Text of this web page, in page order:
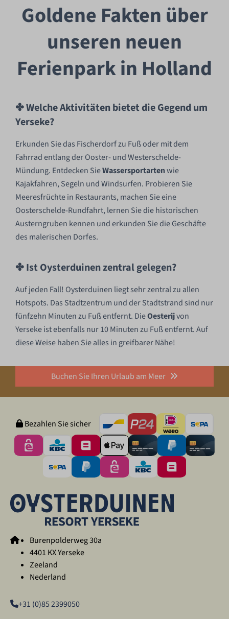
Goldene Fakten über
unseren neuen
Ferienpark in Holland
✤ Welche Aktivitäten bietet die Gegend um
Yerseke?
Erkunden Sie das Fischerdorf zu Fuß oder mit dem
Fahrrad entlang der Ooster- und Westerschelde-
Mündung. Entdecken SieWassersportartenwie
Kajakfahren, Segeln und Windsurfen. Probieren Sie
Meeresfrüchte in Restaurants, machen Sie eine
Oosterschelde-Rundfahrt, lernen Sie die historischen
Austerngruben kennen und erkunden Sie die Geschäfte
des malerischen Dorfes.
✤ Ist Oysterduinen zentral gelegen?
Auf jeden Fall! Oysterduinen liegt sehr zentral zu allen
Hotspots. Das Stadtzentrum und der Stadtstrand sind nur
fünfzehn Minuten zu Fuß entfernt. DieOesterijvon
Yerseke ist ebenfalls nur 10 Minuten zu Fuß entfernt. Auf
diese Weise haben Sie alles in greifbarer Nähe!
Buchen Sie Ihren Urlaub am Meer
Bezahlen Sie sicher
Burenpolderweg 30a
4401 KX Yerseke
Zeeland
Nederland
+31 (0)85 2399050